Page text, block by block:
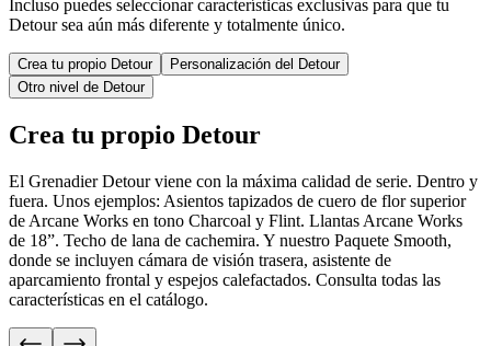
Incluso puedes seleccionar características exclusivas para que tu
Detour sea aún más diferente y totalmente único.
Crea tu propio Detour
Personalización del Detour
Otro nivel de Detour
Crea tu propio Detour
El Grenadier Detour viene con la máxima calidad de serie. Dentro y
fuera. Unos ejemplos: Asientos tapizados de cuero de flor superior
de Arcane Works en tono Charcoal y Flint. Llantas Arcane Works
de 18”. Techo de lana de cachemira. Y nuestro Paquete Smooth,
donde se incluyen cámara de visión trasera, asistente de
aparcamiento frontal y espejos calefactados. Consulta todas las
características en el catálogo.